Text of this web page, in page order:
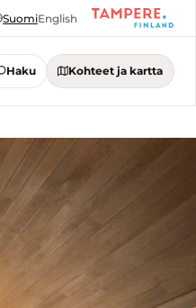
SuomiEnglish
Haku Kohteet ja kartta